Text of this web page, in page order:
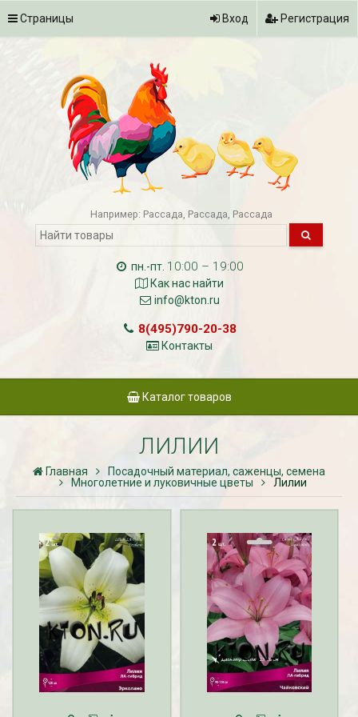
Страницы Вход Регистрация
Например: Рассада Рассада Рассада
пн.-пт. 10:00 – 19:00
Как нас найти
info@kton.ru
8(495)790-20-38
Контакты
Каталог товаров
ЛИЛИИ
Главная
Посадочный материал, саженцы, семена
Многолетние и луковичные цветы
Лилии